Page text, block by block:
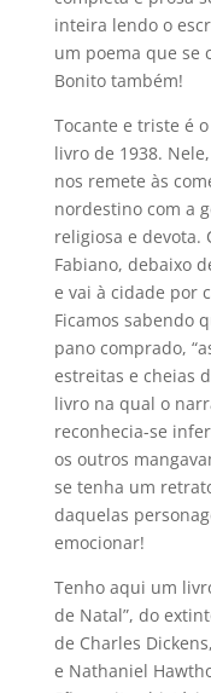
inteira lendo o
um poema que se
Bonito também!
Tocante e triste é o
livro de 1938.
nos remete às
nordestino com a
religiosa e devota.
Fabiano, debaixo
e vai à cidade por
Ficamos sabendo
pano comprado,
estreitas e cheias
livro na qual o
reconhecia-se
os outros
se tenha um
daquelas
emocionar!
Tenho aqui um
de Natal”, do
de Charles
e Nathaniel